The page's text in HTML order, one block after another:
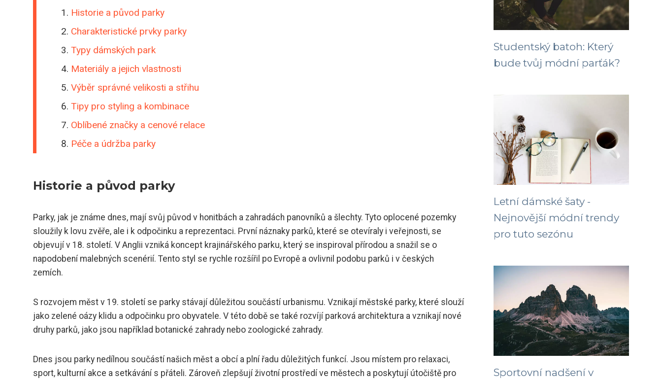
Historie a původ parky
Charakteristické prvky parky
Typy dámských park
Materiály a jejich vlastnosti
Výběr správné velikosti a střihu
Tipy pro styling a kombinace
Oblíbené značky a cenové relace
Péče a údržba parky
Historie a původ parky
Parky, jak je známe dnes, mají svůj původ v honitbách a zahradách panovníků a šlechty. Tyto oplocené pozemky
sloužily k lovu zvěře, ale i k odpočinku a reprezentaci. První náznaky parků, které se otevíraly i veřejnosti, se
objevují v 18. století. V Anglii vzniká koncept krajinářského parku, který se inspiroval přírodou a snažil se o
napodobení malebných scenérií. Tento styl se rychle rozšířil po Evropě a ovlivnil podobu parků i v českých
zemích.
S rozvojem měst v 19. století se parky stávají důležitou součástí urbanismu. Vznikají městské parky, které slouží
jako zelené oázy klidu a odpočinku pro obyvatele. V této době se také rozvíjí parková architektura a vznikají nové
druhy parků, jako jsou například botanické zahrady nebo zoologické zahrady.
Dnes jsou parky nedílnou součástí našich měst a obcí a plní řadu důležitých funkcí. Jsou místem pro relaxaci,
sport, kulturní akce a setkávání s přáteli. Zároveň zlepšují životní prostředí ve městech a poskytují útočiště pro
Studentský batoh: Který
bude tvůj módní parťák?
Letní dámské šaty -
Nejnovější módní trendy
pro tuto sezónu
Sportovní nadšení v